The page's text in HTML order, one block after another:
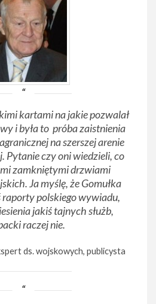
kartami na jakie pozwalał
i była to ​próba zaistnienia
na szerszej arenie
Pytanie czy oni wiedzieli, co
zamkniętymi drzwiami
Ja myślę, że Gomułka
raporty polskiego wywiadu,
jakiś tajnych służb,
raczej nie.
ds. wojskowych, publicysta